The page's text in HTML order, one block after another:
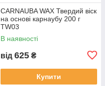
CARNAUBA WAX Твердий віск
на основі карнаубу 200 г
TW03
В наявності
від 625 ₴
Купити